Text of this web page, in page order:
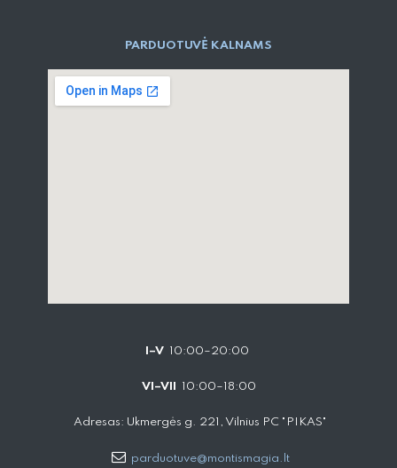
PARD​UOTUVĖ​ KALNAMS
I–V 10:00–20:00
VI–VII 10:00–18:00
Adresas: Ukmergės g. 221, Vilnius PC "PIKAS"
parduotuve@montismagia.lt